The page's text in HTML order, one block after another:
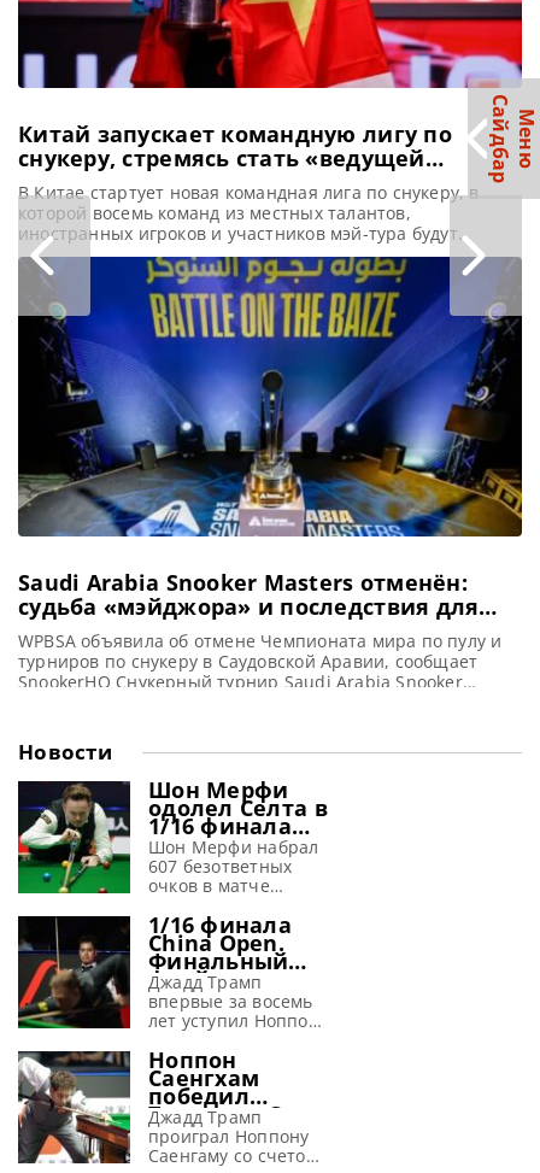
Китай запускает командную лигу по
снукеру, стремясь стать «ведущей
державой»
В Китае стартует новая командная лига по снукеру, в
которой восемь команд из местных талантов,
иностранных игроков и участников мэй-тура будут
сражаться с мая по декабрь, сообщает metrouk Стремясь
утвердиться в качестве лидирующей нации в мире
снукера, Китай инициировал создание новой командной
лиги. Этот шаг является частью амбициозного плана по
трансформации из просто «бильярдной державы»
Saudi Arabia Snooker Masters отменён:
судьба «мэйджора» и последствия для
мирового рейтинга по снукеру
WPBSA объявила об отмене Чемпионата мира по пулу и
турниров по снукеру в Саудовской Аравии, сообщает
SnookerHQ Снукерный турнир Saudi Arabia Snooker
не вызывать большого удивления, оно ставит перед
спортом ряд непростых вопросов. Профессиональная
ассоциация бильярда и снукера
Новости
Шон Мерфи
одолел Селта в
1/16 финала
турнира в
Тайюане,
установив
новый рекорд
Шон Мерфи набрал
607 безответных
очков в матче
Селта, разгромив
его со счетом 6-0 и
выйдя в 1/8 финала
на турнире China
Open 2026,
сообщает WST Шон
новый рекорд в
профессиональном
матче по количеству
очков, набранных
подряд без ответа
со стороны
1/16 финала
China Open.
Финальный
фрейм матча
Джадд Трамп
vs Ноппон
Саенгхам
(видео)
Джадд Трамп
впервые за восемь
лет уступил Ноппону
со счетом 3-6 в 1/16
финала на турнире
China Open 2026 в
Китае Ноппон
Саенгхам одержал
свою вторую в
Ноппон
Саенгхам
победил
Трампа, а Сяо
Годун нанес
поражение
Джадд Трамп
проиграл Ноппону
Саенгаму со счетом
М
е
н
ю
Са
й
д
б
а
р